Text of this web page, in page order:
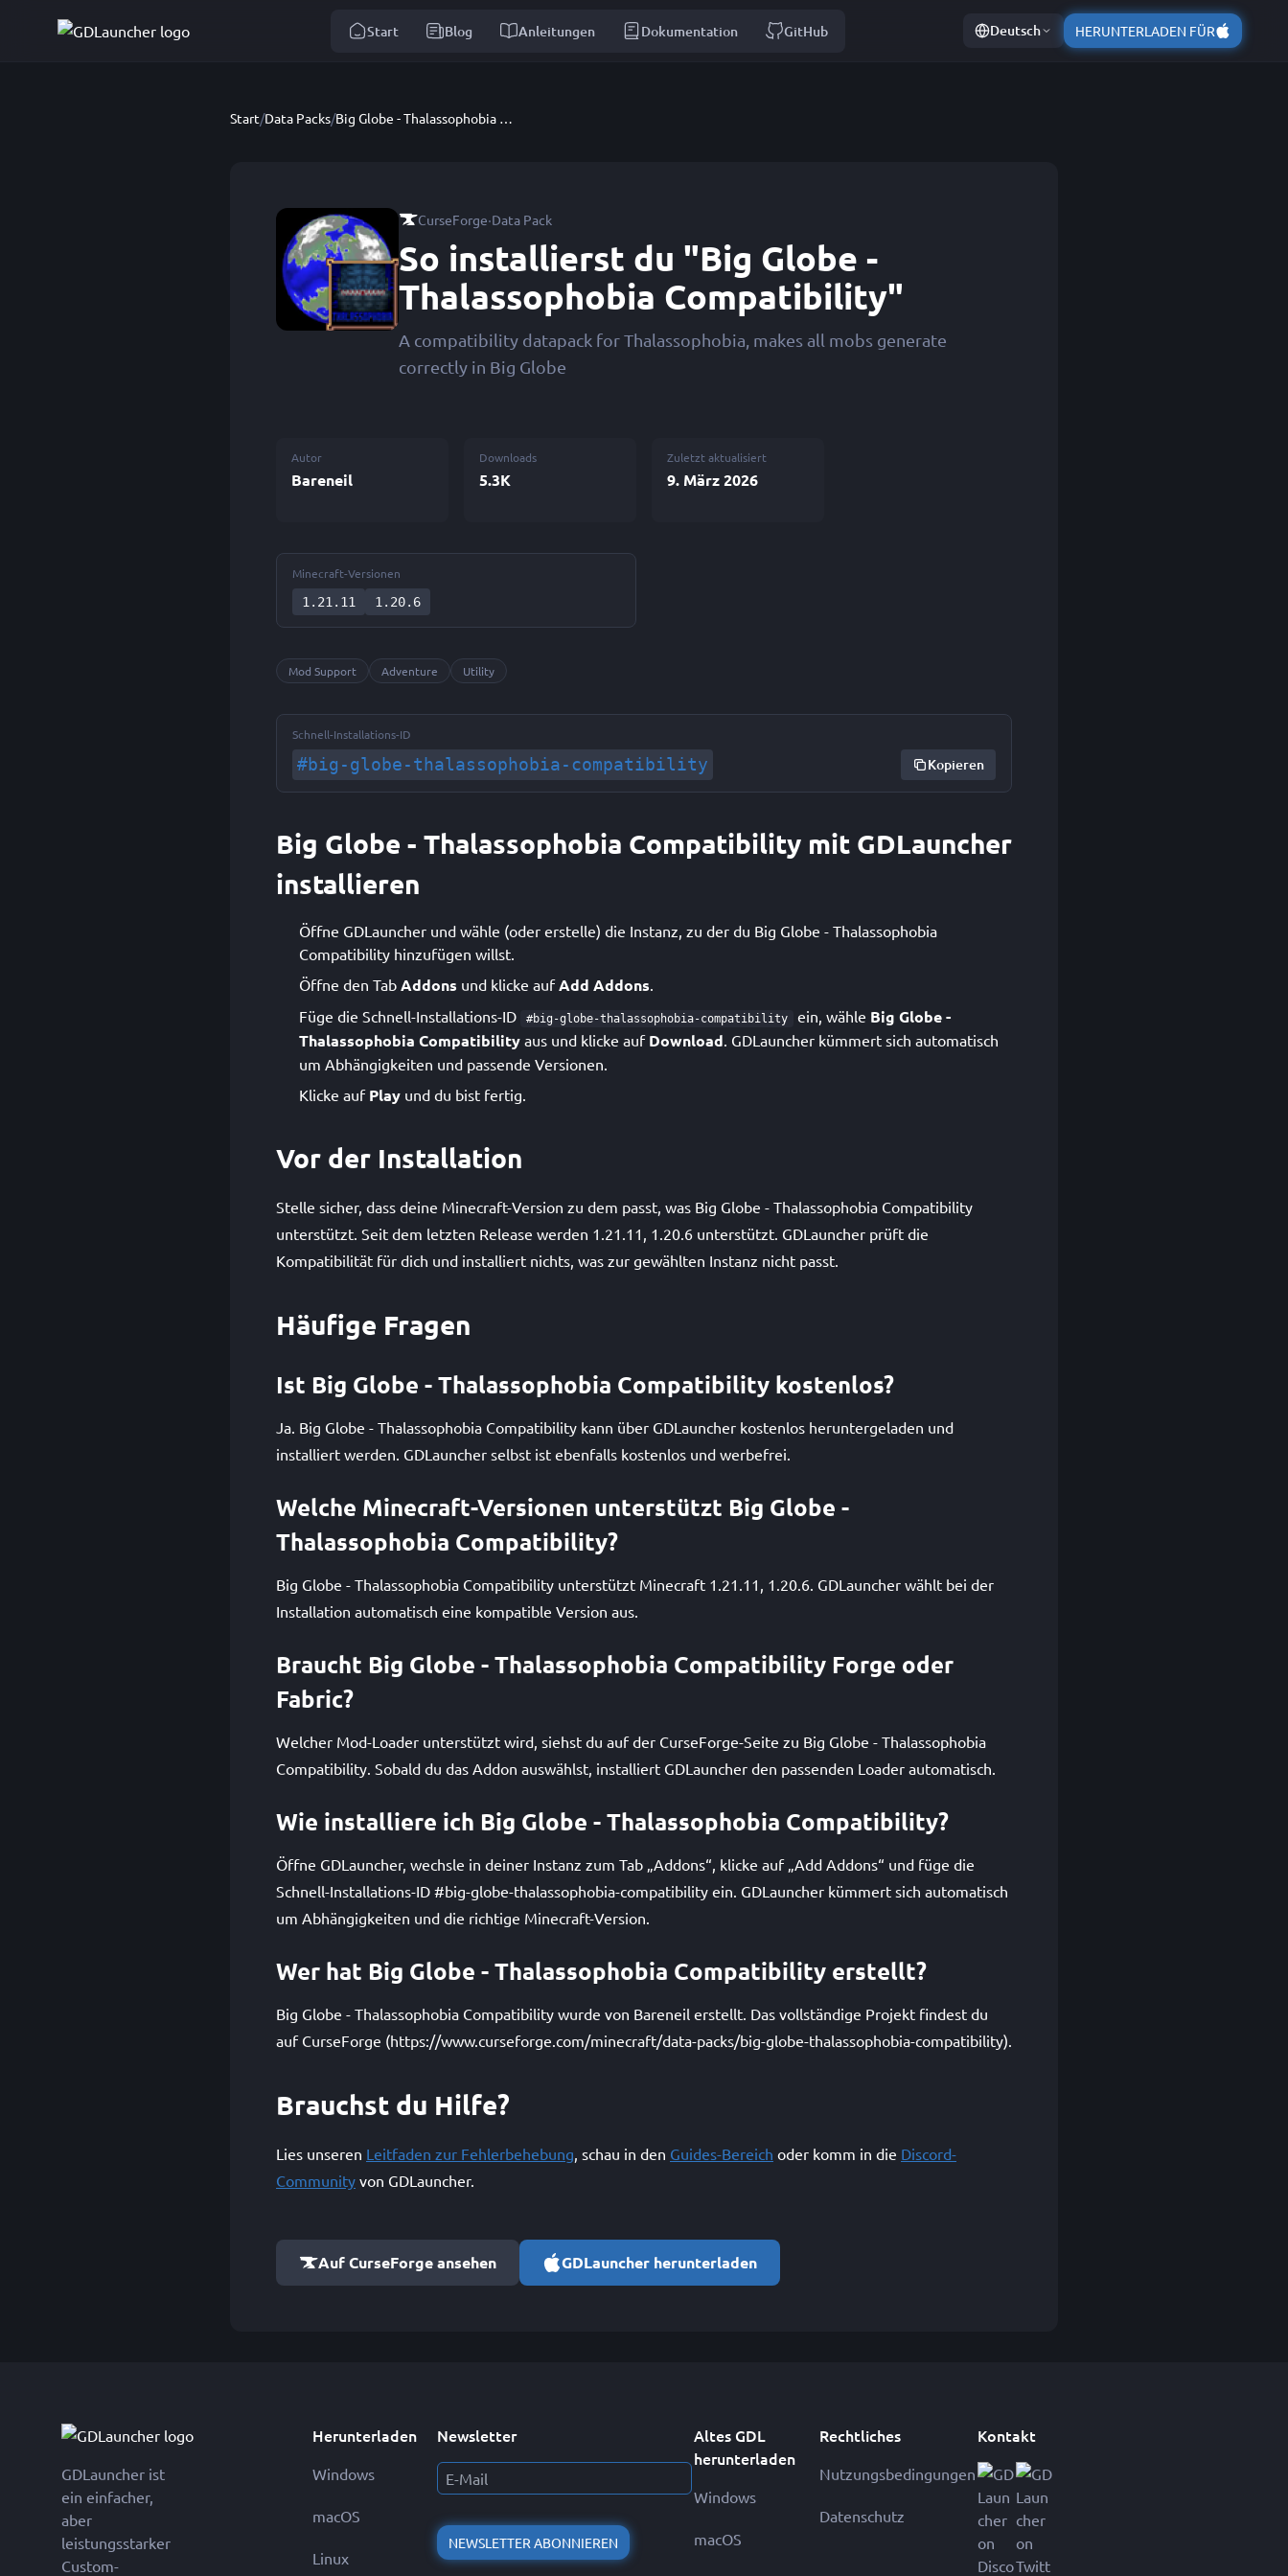
Start Blog Anleitungen Dokumentation GitHub Deutsch HERUNTERLADEN FÜR
Start/Data Packs/ Big Globe - Thalassophobia Compatibility
CurseForge·Data Pack
So installierst du "Big Globe -
Thalassophobia Compatibility"
A compatibility datapack for Thalassophobia, makes all mobs generate
correctly in Big Globe
Autor
Bareneil
Downloads
5.3K
Zuletzt aktualisiert
9. März 2026
Minecraft-Versionen
1.21.11
1.20.6
Mod Support Adventure Utility
Schnell-Installations-ID
#big-globe-thalassophobia-compatibility Kopieren
Big Globe - Thalassophobia Compatibility mit GDLauncher
installieren
Öffne GDLauncher und wähle (oder erstelle) die Instanz, zu der du Big Globe - Thalassophobia
Compatibility hinzufügen willst.
Öffne den Tab Addons und klicke aufAdd Addons.
Füge die Schnell-Installations-ID
#big-globe-thalassophobia-compatibility ein, wähle Big Globe -
Thalassophobia Compatibility aus und klicke auf Download. GDLauncher kümmert sich automatisch
um Abhängigkeiten und passende Versionen.
Klicke auf Play und du bist fertig.
Vor der Installation
Stelle sicher, dass deine Minecraft-Version zu dem passt, was Big Globe - Thalassophobia Compatibility
unterstützt. Seit dem letzten Release werden 1.21.11, 1.20.6 unterstützt. GDLauncher prüft die
Kompatibilität für dich und installiert nichts, was zur gewählten Instanz nicht passt.
Häufige Fragen
Ist Big Globe - Thalassophobia Compatibility kostenlos?
Ja. Big Globe - Thalassophobia Compatibility kann über GDLauncher kostenlos heruntergeladen und
installiert werden. GDLauncher selbst ist ebenfalls kostenlos und werbefrei.
Welche Minecraft-Versionen unterstützt Big Globe -
Thalassophobia Compatibility?
Big Globe - Thalassophobia Compatibility unterstützt Minecraft 1.21.11, 1.20.6. GDLauncher wählt bei der
Installation automatisch eine kompatible Version aus.
Braucht Big Globe - Thalassophobia Compatibility Forge oder
Fabric?
Welcher Mod-Loader unterstützt wird, siehst du auf der CurseForge-Seite zu Big Globe - Thalassophobia
Compatibility. Sobald du das Addon auswählst, installiert GDLauncher den passenden Loader automatisch.
Wie installiere ich Big Globe - Thalassophobia Compatibility?
Öffne GDLauncher, wechsle in deiner Instanz zum Tab „Addons“, klicke auf „Add Addons“ und füge die
Schnell-Installations-ID #big-globe-thalassophobia-compatibility ein. GDLauncher kümmert sich automatisch
um Abhängigkeiten und die richtige Minecraft-Version.
Wer hat Big Globe - Thalassophobia Compatibility erstellt?
Big Globe - Thalassophobia Compatibility wurde von Bareneil erstellt. Das vollständige Projekt findest du
auf CurseForge (https://www.curseforge.com/minecraft/data-packs/big-globe-thalassophobia-compatibility).
Brauchst du Hilfe?
Lies unseren Leitfaden zur Fehlerbehebung, schau in den Guides-Bereich oder komm in die Discord-
Community von GDLauncher.
Auf CurseForge ansehen GDLauncher herunterladen
GDLauncher ist
ein einfacher,
aber
leistungsstarker
Custom-
Herunterladen
Windows
macOS
Linux
Newsletter
NEWSLETTER ABONNIEREN
Altes GDL
herunterladen
Windows
macOS
Rechtliches
Nutzungsbedingungen
Datenschutz
Kontakt